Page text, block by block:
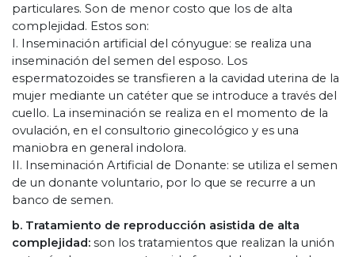
particulares. Son de menor costo que los de alta
complejidad. Estos son:
I. Inseminación artificial del cónyugue: se realiza una
inseminación del semen del esposo. Los
espermatozoides se transfieren a la cavidad uterina de la
mujer mediante un catéter que se introduce a través del
cuello. La inseminación se realiza en el momento de la
ovulación, en el consultorio ginecológico y es una
maniobra en general indolora.
II. Inseminación Artificial de Donante: se utiliza el semen
de un donante voluntario, por lo que se recurre a un
banco de semen.
b. Tratamiento de reproducción asistida de alta
complejidad: son los tratamientos que realizan la unión